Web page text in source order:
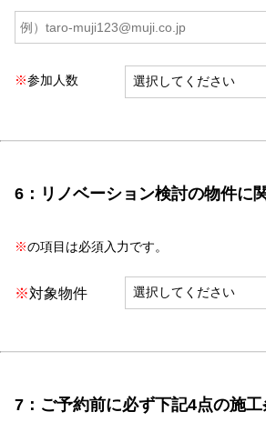
※参加人数
6：リノベーション検討の物件に
※の項目は必須入力です。
※対象物件
7：ご予約前に必ず下記4点の施